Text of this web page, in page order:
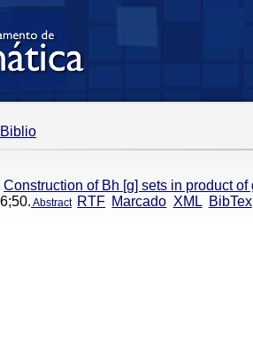
Biblio
Construction of Bh [g] sets in product of
Abstract RTF Marcado XML BibTex